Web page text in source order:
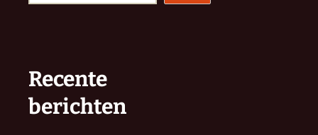
Recente
berichten